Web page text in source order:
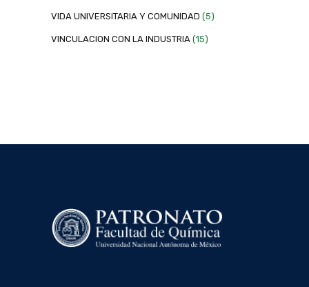
VIDA UNIVERSITARIA Y COMUNIDAD (5)
VINCULACION CON LA INDUSTRIA (15)